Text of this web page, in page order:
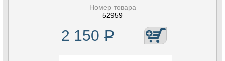
Номер товара
52959
2 150 Р